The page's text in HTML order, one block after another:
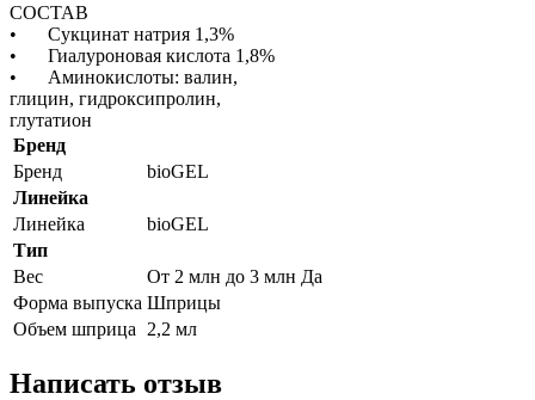
СОСТАВ
•
Сукцинат натрия 1,3%
•
Гиалуроновая кислота 1,8%
•
Аминокислоты: валин,
глицин, гидроксипролин,
глутатион
Бренд
Бренд
bioGEL
Линейка
Линейка
bioGEL
Тип
Вес
От 2 млн до 3 млн Да
Форма выпуска Шприцы
Объем шприца
2,2 мл
Написать отзыв